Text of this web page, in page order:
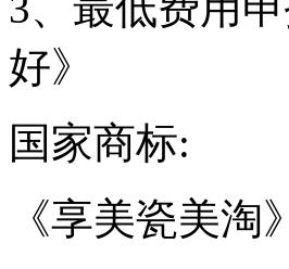
好》
国家商标:
《享美瓷美